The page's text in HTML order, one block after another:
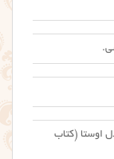
اوستا (کتاب